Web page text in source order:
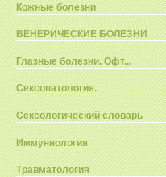
Кожные болезни
ВЕНЕРИЧЕСКИЕ БОЛЕЗНИ
Глазные болезни. Офт...
Сексопатология.
Сексологический словарь
Иммуннология
Травматология